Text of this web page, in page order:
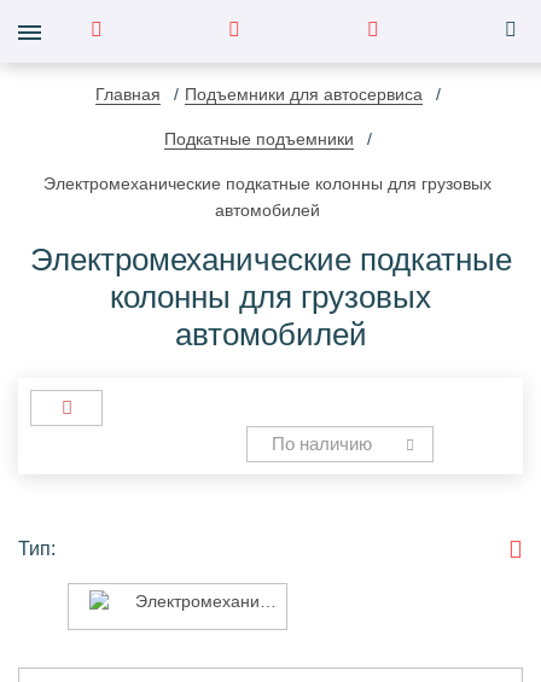
Главная Подъемники для автосервиса
Подкатные подъемники
Электромеханические подкатные колонны для грузовых
автомобилей
Электромеханические подкатные
колонны для грузовых
автомобилей
По наличию
Тип:
Электромеханический